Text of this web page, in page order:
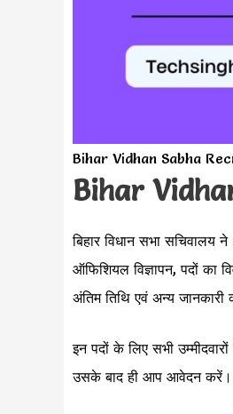
Bihar Vidhan Sabha
Bihar
बिहार विधान सभा सचिवालय
ऑफिशियल विज्ञापन, पदों का
अंतिम तिथि एवं अन्य जानकारी
इन पदों के लिए सभी
उसके बाद ही आप आवेदन